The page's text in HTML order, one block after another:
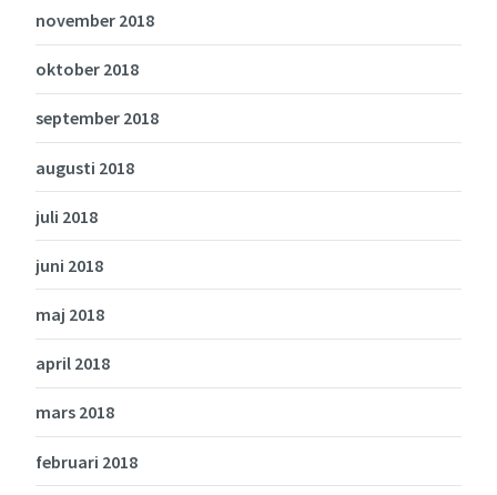
november 2018
oktober 2018
september 2018
augusti 2018
juli 2018
juni 2018
maj 2018
april 2018
mars 2018
februari 2018